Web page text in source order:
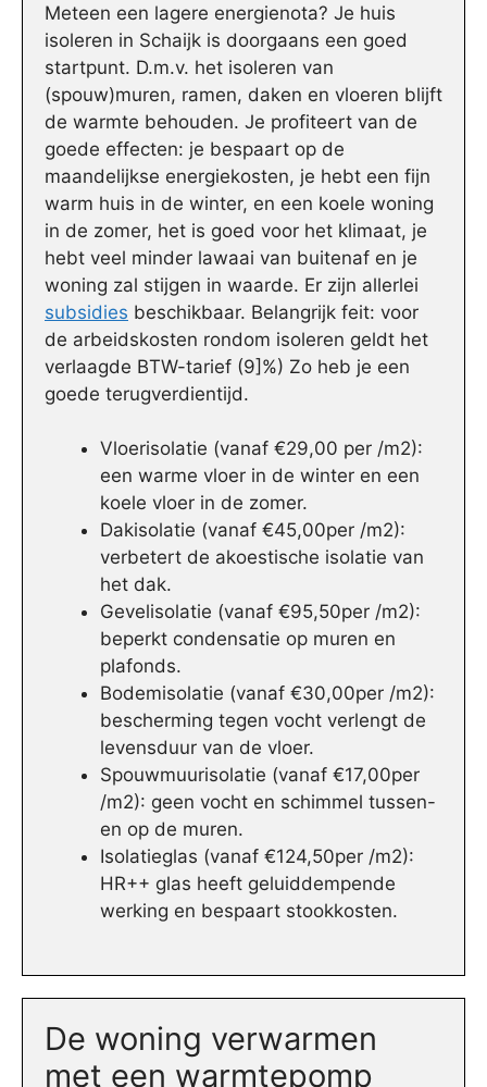
Meteen een lagere energienota? Je huis
isoleren in Schaijk is doorgaans een goed
startpunt. D.m.v. het isoleren van
(spouw)muren, ramen, daken en vloeren blijft
de warmte behouden. Je profiteert van de
goede effecten: je bespaart op de
maandelijkse energiekosten, je hebt een fijn
warm huis in de winter, en een koele woning
in de zomer, het is goed voor het klimaat, je
hebt veel minder lawaai van buitenaf en je
woning zal stijgen in waarde. Er zijn allerlei
subsidies beschikbaar. Belangrijk feit: voor
de arbeidskosten rondom isoleren geldt het
verlaagde BTW-tarief (9]%) Zo heb je een
goede terugverdientijd.
Vloerisolatie (vanaf €29,00 per /m2):
een warme vloer in de winter en een
koele vloer in de zomer.
Dakisolatie (vanaf €45,00per /m2):
verbetert de akoestische isolatie van
het dak.
Gevelisolatie (vanaf €95,50per /m2):
beperkt condensatie op muren en
plafonds.
Bodemisolatie (vanaf €30,00per /m2):
bescherming tegen vocht verlengt de
levensduur van de vloer.
Spouwmuurisolatie (vanaf €17,00per
/m2): geen vocht en schimmel tussen-
en op de muren.
Isolatieglas (vanaf €124,50per /m2):
HR++ glas heeft geluiddempende
werking en bespaart stookkosten.
De woning verwarmen
met een warmtepomp